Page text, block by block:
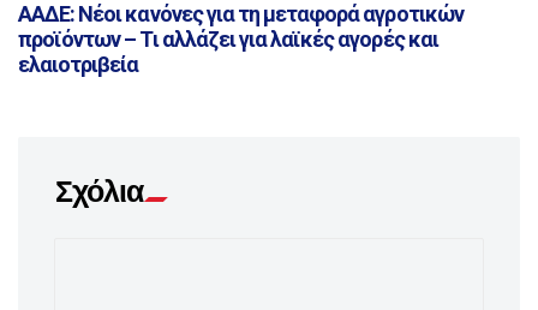
ΑΑΔΕ: Νέοι κανόνες για τη μεταφορά αγροτικών
προϊόντων – Τι αλλάζει για λαϊκές αγορές και
ελαιοτριβεία
Σχόλια